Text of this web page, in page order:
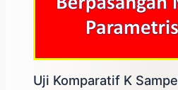
Uji Komparatif K